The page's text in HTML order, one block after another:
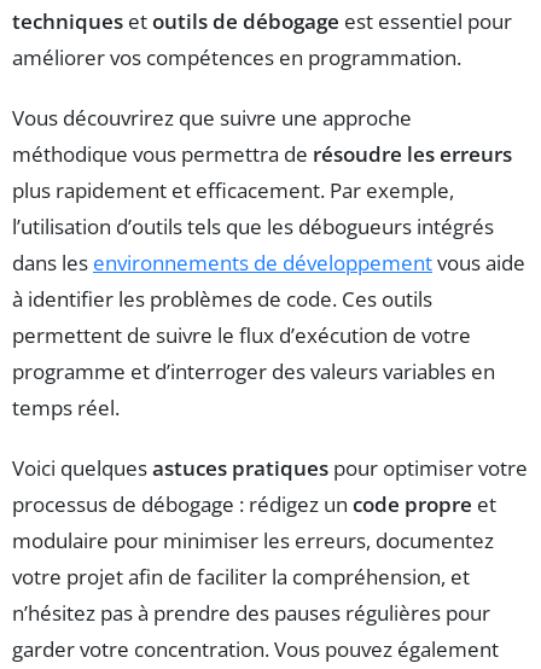
techniques etoutils de débogage est essentiel pour
améliorer vos compétences en programmation.
Vous découvrirez que suivre une approche
méthodique vous permettra de résoudre les erreurs
plus rapidement et efficacement. Par exemple,
l’utilisation d’outils tels que les débogueurs intégrés
dans les environnements de développementvous aide
à identifier les problèmes de code. Ces outils
permettent de suivre le flux d’exécution de votre
programme et d’interroger des valeurs variables en
temps réel.
Voici quelquesastuces pratiques pour optimiser votre
processus de débogage : rédigez un code propre et
modulaire pour minimiser les erreurs, documentez
votre projet afin de faciliter la compréhension, et
n’hésitez pas à prendre des pauses régulières pour
garder votre concentration. Vous pouvez également